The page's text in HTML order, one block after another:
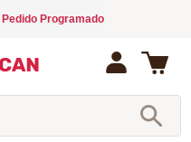
Pedido Programado